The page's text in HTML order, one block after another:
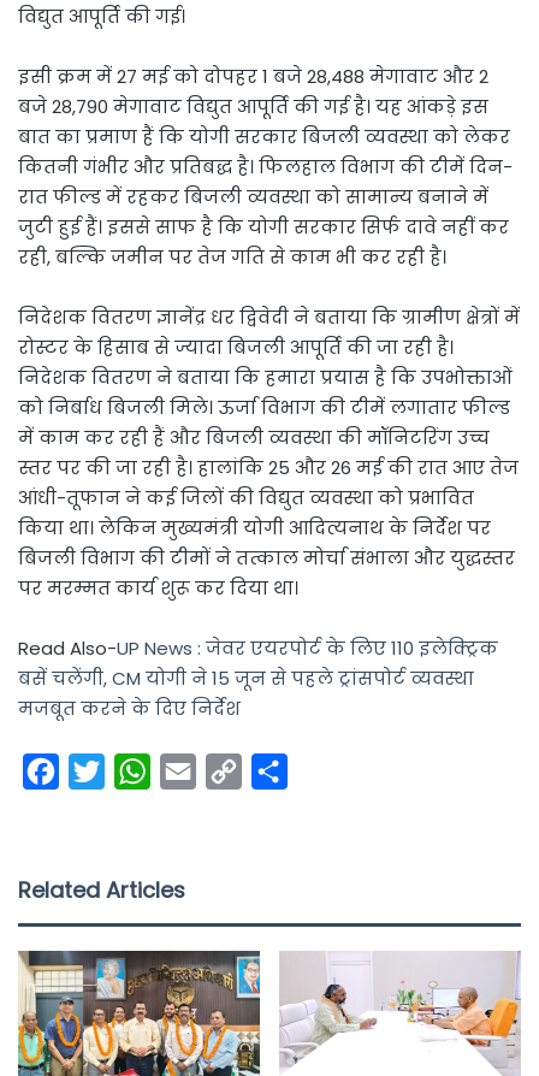
विद्युत आपूर्ति की गई।
इसी क्रम में 27 मई को दोपहर 1 बजे 28,488 मेगावाट और 2
बजे 28,790 मेगावाट विद्युत आपूर्ति की गई है। यह आंकड़े इस
बात का प्रमाण हैं कि योगी सरकार बिजली व्यवस्था को लेकर
कितनी गंभीर और प्रतिबद्ध है। फिलहाल विभाग की टीमें दिन-
रात फील्ड में रहकर बिजली व्यवस्था को सामान्य बनाने में
जुटी हुई हैं। इससे साफ है कि योगी सरकार सिर्फ दावे नहीं कर
रही, बल्कि जमीन पर तेज गति से काम भी कर रही है।
निदेशक वितरण ज्ञानेंद्र धर द्विवेदी ने बताया कि ग्रामीण क्षेत्रों में
रोस्टर के हिसाब से ज्यादा बिजली आपूर्ति की जा रही है।
निदेशक वितरण ने बताया कि हमारा प्रयास है कि उपभोक्ताओं
को निर्बाध बिजली मिले। ऊर्जा विभाग की टीमें लगातार फील्ड
में काम कर रही हैं और बिजली व्यवस्था की मॉनिटरिंग उच्च
स्तर पर की जा रही है। हालांकि 25 और 26 मई की रात आए तेज
आंधी-तूफान ने कई जिलों की विद्युत व्यवस्था को प्रभावित
किया था। लेकिन मुख्यमंत्री योगी आदित्यनाथ के निर्देश पर
बिजली विभाग की टीमों ने तत्काल मोर्चा संभाला और युद्धस्तर
पर मरम्मत कार्य शुरू कर दिया था।
Read Also-UP News : जेवर एयरपोर्ट के लिए 110 इलेक्ट्रिक
बसें चलेंगी, CM योगी ने 15 जून से पहले ट्रांसपोर्ट व्यवस्था
मजबूत करने के दिए निर्देश
e
o
o
k
t
e
r
W
t
A
p
p
i
n
k
Related Articles